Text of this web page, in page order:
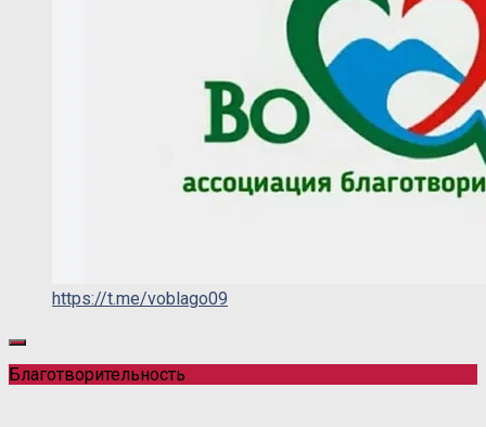
https://t.me/voblago09
Благотворительность